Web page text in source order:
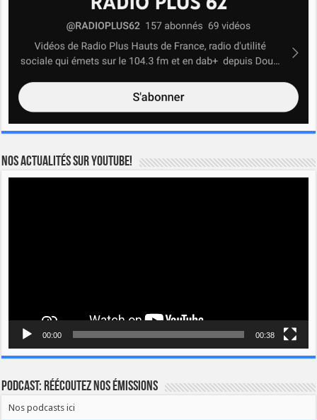
Nos actualités sur YOUTUBE!
00:00 00:38
Podcast: Réécoutez nos émissions
Nos podcasts ici